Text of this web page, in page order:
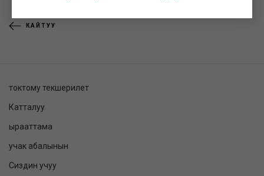
КАЙТУУ
токтому текшерилет
Катталуу
ырааттама
учак абалынын
Сиздин учуу